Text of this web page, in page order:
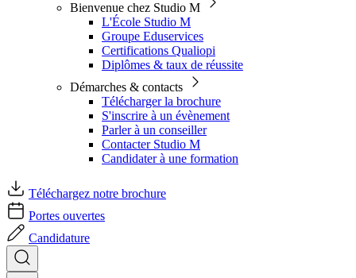
Bienvenue chez Studio M
L'École Studio M
Groupe Eduservices
Certifications Qualiopi
Diplômes & taux de réussite
Démarches & contacts
Télécharger la brochure
S'inscrire à un évènement
Parler à un conseiller
Contacter Studio M
Candidater à une formation
Téléchargez notre brochure
Portes ouvertes
Candidature